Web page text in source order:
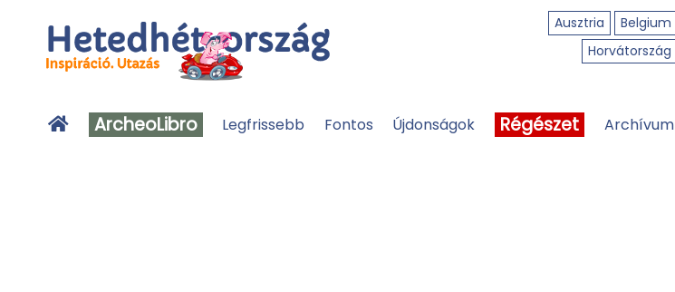
Ausztria Belgium
Horvátország
ArcheoLibro Legfrissebb Fontos Újdonságok Régészet Archívum